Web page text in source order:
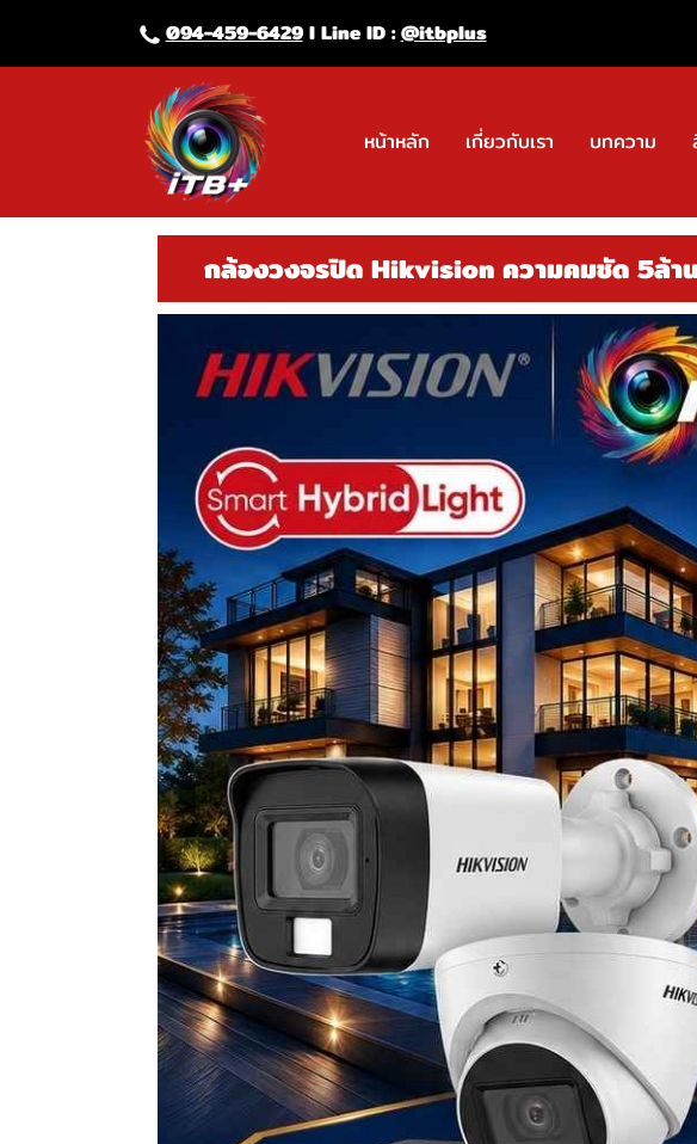
094-459-6429l Line lD :@itbplus
หน้าหลัก เกี่ยวกับเรา บทความ
กล้องวงจรปิด Hikvision ความคมชัด 5ล้